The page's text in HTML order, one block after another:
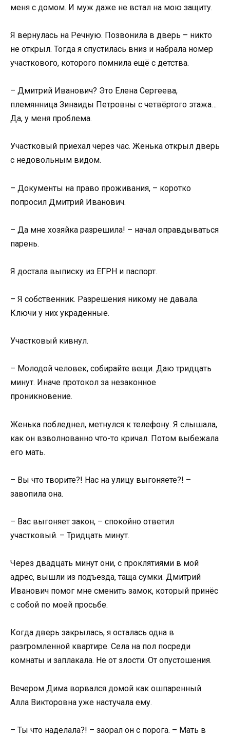
меня с домом. И муж даже не встал на мою защиту.
Я вернулась на Речную. Позвонила в дверь – никто
не открыл. Тогда я спустилась вниз и набрала номер
участкового, которого помнила ещё с детства.
– Дмитрий Иванович? Это Елена Сергеева,
племянница Зинаиды Петровны с четвёртого этажа…
Да, у меня проблема.
Участковый приехал через час. Женька открыл дверь
с недовольным видом.
– Документы на право проживания, – коротко
попросил Дмитрий Иванович.
– Да мне хозяйка разрешила! – начал оправдываться
парень.
Я достала выписку из ЕГРН и паспорт.
– Я собственник. Разрешения никому не давала.
Ключи у них украденные.
Участковый кивнул.
– Молодой человек, собирайте вещи. Даю тридцать
минут. Иначе протокол за незаконное
проникновение.
Женька побледнел, метнулся к телефону. Я слышала,
как он взволнованно что-то кричал. Потом выбежала
его мать.
– Вы что творите?! Нас на улицу выгоняете?! –
завопила она.
– Вас выгоняет закон, – спокойно ответил
участковый. – Тридцать минут.
Через двадцать минут они, с проклятиями в мой
адрес, вышли из подъезда, таща сумки. Дмитрий
Иванович помог мне сменить замок, который принёс
с собой по моей просьбе.
Когда дверь закрылась, я осталась одна в
разгромленной квартире. Села на пол посреди
комнаты и заплакала. Не от злости. От опустошения.
Вечером Дима ворвался домой как ошпаренный.
Алла Викторовна уже настучала ему.
– Ты что наделала?! – заорал он с порога. – Мать в